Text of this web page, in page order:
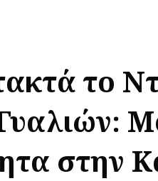
το
στην